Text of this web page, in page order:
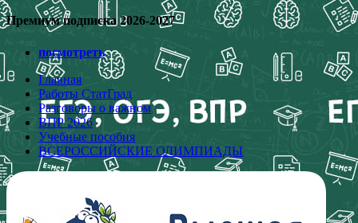
Премиум подписка 2026-2027
посмотреть
Главная
Работы СтатГрад
Разговоры о важном
ВПР 2026
Учебные пособия
ВСЕРОССИЙСКИЕ ОЛИМПИАДЫ